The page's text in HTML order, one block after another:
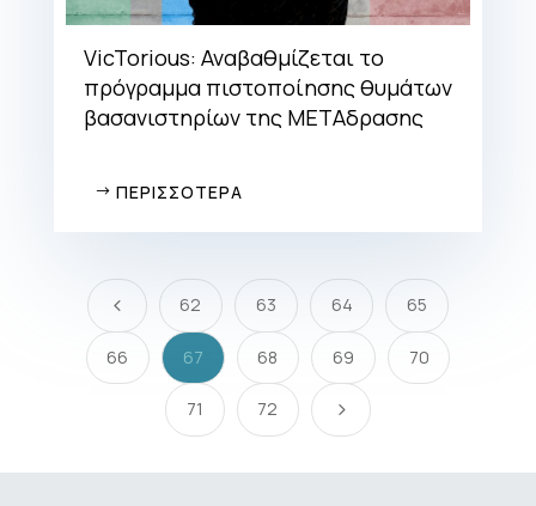
VicTorious: Αναβαθμίζεται το
πρόγραμμα πιστοποίησης θυμάτων
βασανιστηρίων της ΜΕΤΑδρασης
ΠΕΡΙΣΣΟΤΕΡΑ
4 62 63 64 65
66 67 68 69 70
71 72 5